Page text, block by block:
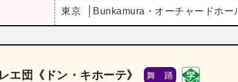
東京 Bunkamura・オーチャードホー
エ団《ドン・キホーテ》 舞 踊